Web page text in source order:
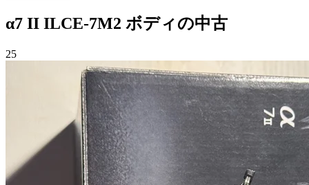
α7 II ILCE-7M2 ボディの中古
25